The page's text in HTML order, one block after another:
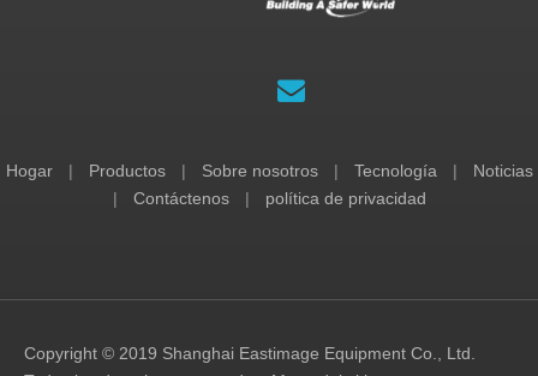
Hogar | Productos | Sobre nosotros | Tecnología |
Noticias
|
Contáctenos | política de privacidad
Copyright © 2019 Shanghai Eastimage Equipment Co., Ltd.